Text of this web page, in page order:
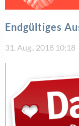
Endgültiges
31. Aug.. 2018 10:18